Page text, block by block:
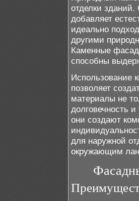
отделки
добавляет
идеально
другими
Каменные
способны
Использование
позволяет
материалы не
долговечность
они создают
для наружной
окружающим